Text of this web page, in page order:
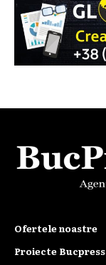
Ofertele noastre
Proiecte Bucpress